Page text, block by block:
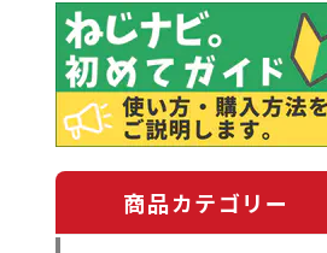
商品カテゴリー